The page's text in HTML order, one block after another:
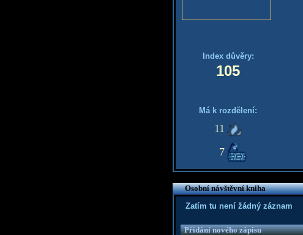
Index důvěry:
105
Má k rozdělení:
11
7
Osobní návštěvní kniha
Zatím tu není žádný záznam
Přidání nového zápisu